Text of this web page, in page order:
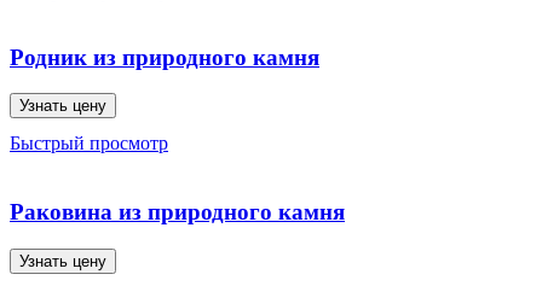
Родник из природного камня
Узнать цену
Быстрый просмотр
Раковина из природного камня
Узнать цену